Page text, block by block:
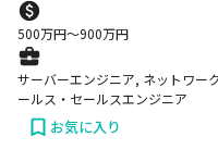
500万円〜900万円
サーバーエンジニア, ネットワー
ールス・セールスエンジニア
お気に入り